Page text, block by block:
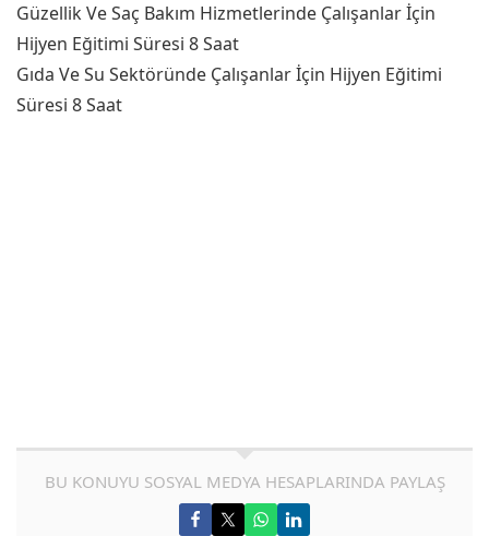
Güzellik Ve Saç Bakım Hizmetlerinde Çalışanlar İçin
Hijyen Eğitimi Süresi 8 Saat
Gıda Ve Su Sektöründe Çalışanlar İçin Hijyen Eğitimi
Süresi 8 Saat
BU KONUYU SOSYAL MEDYA HESAPLARINDA PAYLAŞ